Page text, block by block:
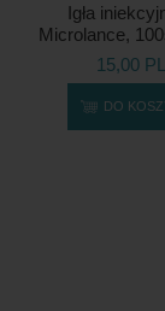
Igła
Microlance,
15,00
DO